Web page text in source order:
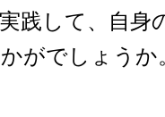
践して、自身
がでしょうか